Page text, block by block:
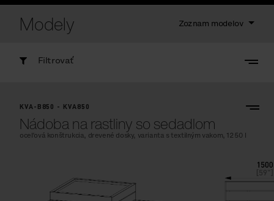
Modely Zoznam modelov
Filtrovať
KVA-B850 - KVA850
Nádoba na rastliny so sedadlom
oceľová konštrukcia, drevené dosky, varianta s textilným vakom, 1250 l